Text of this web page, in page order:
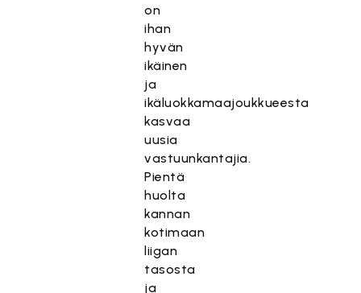
on
ihan
hyvän
ikäinen
ja
ikäluokkamaajoukkueesta
kasvaa
uusia
vastuunkantajia.
Pientä
huolta
kannan
kotimaan
liigan
tasosta
ja